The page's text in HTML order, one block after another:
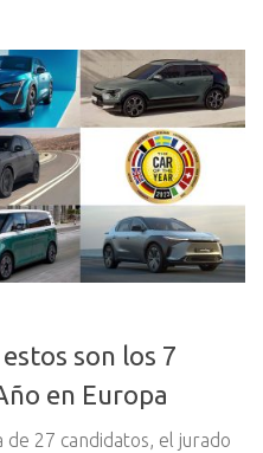
son los 7
en Europa
de 27 candidatos, el jurado